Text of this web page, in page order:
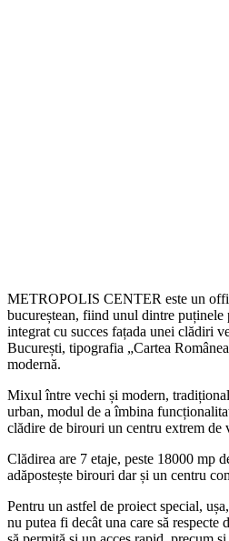
METROPOLIS CENTER este un
bucureștean, fiind unul dintre puținele
integrat cu succes fațada unei clădiri
București, tipografia „Cartea
modernă.
Mixul între vechi și modern,
urban, modul de a îmbina
clădire de birouri un centru extrem de
Clădirea are 7 etaje, peste 18000 mp
adăpostește birouri dar și un centru
Pentru un astfel de proiect special,
nu putea fi decât una care să respecte